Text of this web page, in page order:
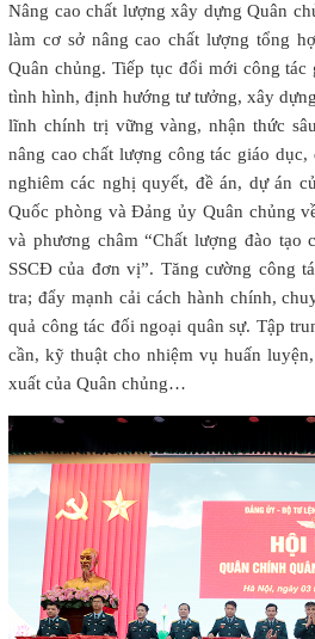
Nâng cao chất lượng xây dựng Quân
làm cơ sở nâng cao chất lượng tổng
Quân chủng. Tiếp tục đổi mới công
tình hình, định hướng tư tưởng, xây
lĩnh chính trị vững vàng, nhận thức
nâng cao chất lượng công tác giáo
nghiêm các nghị quyết, đề án, dự án
Quốc phòng và Đảng ủy Quân chủng
và phương châm “Chất lượng đào tạo
SSCĐ của đơn vị”. Tăng cường công
tra; đẩy mạnh cải cách hành chính,
quả công tác đối ngoại quân sự. Tập
cần, kỹ thuật cho nhiệm vụ huấn
xuất của Quân chủng…